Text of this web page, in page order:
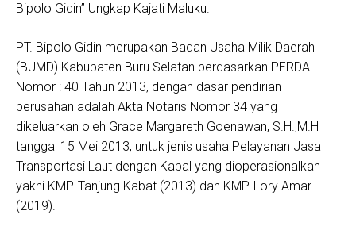
Bipolo Gidin” Ungkap Kajati Maluku.
PT. Bipolo Gidin merupakan Badan Usaha Milik Daerah
(BUMD) Kabupaten Buru Selatan berdasarkan PERDA
Nomor : 40 Tahun 2013, dengan dasar pendirian
perusahan adalah Akta Notaris Nomor 34 yang
dikeluarkan oleh Grace Margareth Goenawan, S.H.,M.H
tanggal 15 Mei 2013, untuk jenis usaha Pelayanan Jasa
Transportasi Laut dengan Kapal yang dioperasionalkan
yakni KMP. Tanjung Kabat (2013) dan KMP. Lory Amar
(2019).